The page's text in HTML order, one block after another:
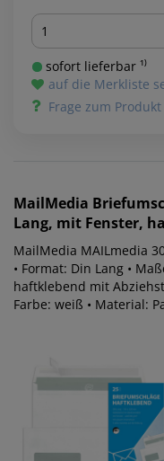
Menge
sofort lieferbar ¹⁾
auf die Merkliste
Frage zum Produkt
MailMedia
Lang, mit Fenster,
MailMedia MAILmedia
• Format: Din Lang •
haftklebend mit
Farbe: weiß • Material: